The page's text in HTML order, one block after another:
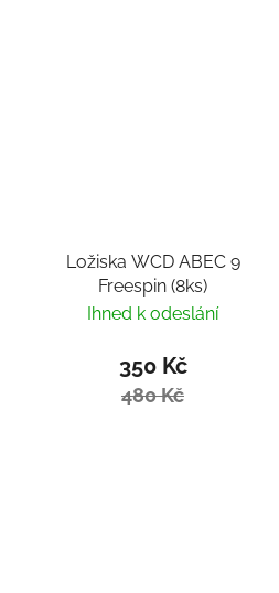
Ložiska WCD ABEC 9
Freespin (8ks)
Ihned k odeslání
350 Kč
480 Kč